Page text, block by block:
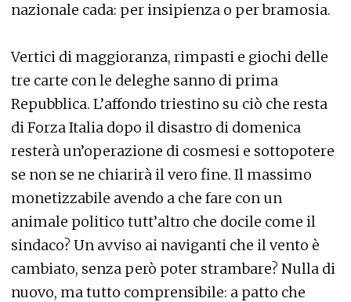
nazionale cada: per insipienza o per bramosia.
Vertici di maggioranza, rimpasti e giochi delle
tre carte con le deleghe sanno di prima
Repubblica. L’affondo triestino su ciò che resta
di Forza Italia dopo il disastro di domenica
resterà un’operazione di cosmesi e sottopotere
se non se ne chiarirà il vero fine. Il massimo
monetizzabile avendo a che fare con un
animale politico tutt’altro che docile come il
sindaco? Un avviso ai naviganti che il vento è
cambiato, senza però poter strambare? Nulla di
nuovo, ma tutto comprensibile: a patto che